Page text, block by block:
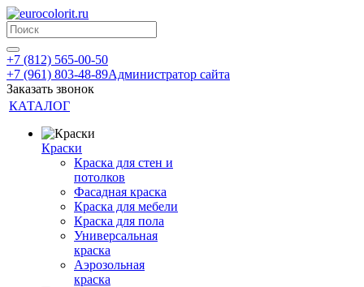
+7 (812) 565-00-50
+7 (961) 803-48-89Администратор сайта
Заказать звонок
КАТАЛОГ
Краски
Краска для стен и
потолков
Фасадная краска
Краска для мебели
Краска для пола
Универсальная
краска
Аэрозольная
краска